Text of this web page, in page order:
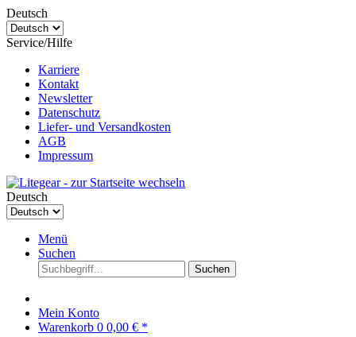
Deutsch
Service/Hilfe
Karriere
Kontakt
Newsletter
Datenschutz
Liefer- und Versandkosten
AGB
Impressum
Deutsch
Menü
Suchen
Suchen
Mein Konto
Warenkorb 0 0,00 € *